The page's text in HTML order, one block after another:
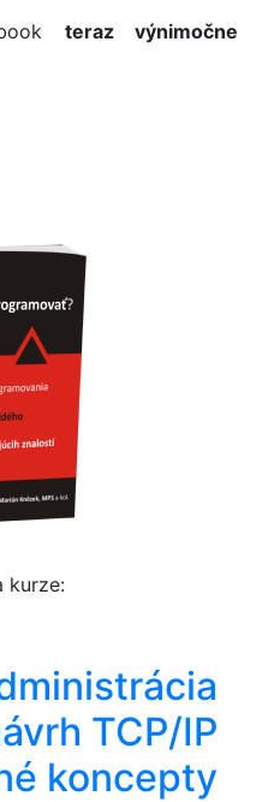
teraz výnimočne
kurze:
TCP/IP
koncepty